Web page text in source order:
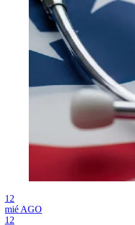
12
mié AGO
12